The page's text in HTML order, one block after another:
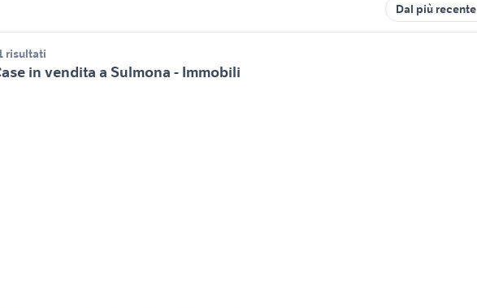
Dal più recente
risultati
in vendita a Sulmona - Immobili